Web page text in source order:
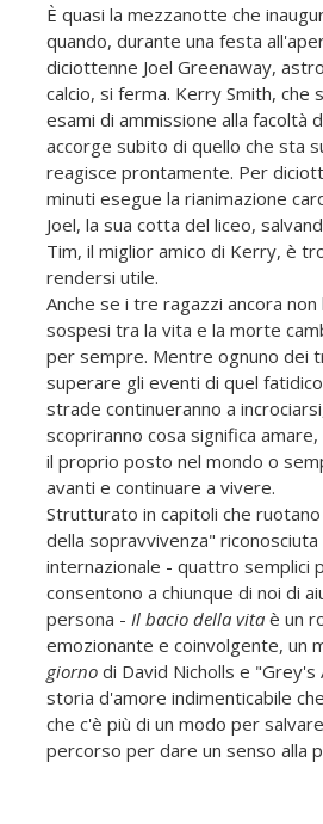
È quasi la mezzanotte che
quando, durante una festa
diciottenne Joel Greenaway,
calcio, si ferma. Kerry Smith,
esami di ammissione alla facoltà
accorge subito di quello che sta
reagisce prontamente. Per
minuti esegue la rianimazione
Joel, la sua cotta del liceo,
Tim, il miglior amico di Kerry, è
rendersi utile.
Anche se i tre ragazzi ancora
sospesi tra la vita e la morte
per sempre. Mentre ognuno dei
superare gli eventi di quel
strade continueranno a
scopriranno cosa significa
il proprio posto nel mondo o
avanti e continuare a vivere.
Strutturato in capitoli che
della sopravvivenza" riconosciuta
internazionale - quattro semplici
consentono a chiunque di noi di
persona - Il bacio della vita è un
emozionante e coinvolgente, un
giorno di David Nicholls e "Grey's
storia d'amore indimenticabile
che c'è più di un modo per
percorso per dare un senso alla